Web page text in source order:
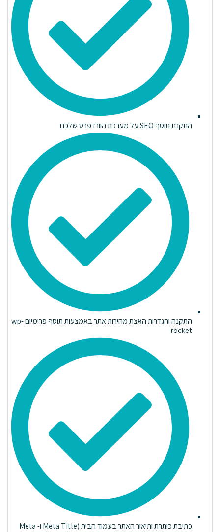
התקנת תוסף SEO על מערכת הוורדפרס שלכם
התקנה והגדרות האצת מהירות אתר באמצעות תוסף פרימיום wp-
rocket
כתיבת כותרת ותיאור האתר בעמוד הבית (Meta Title ו- Meta